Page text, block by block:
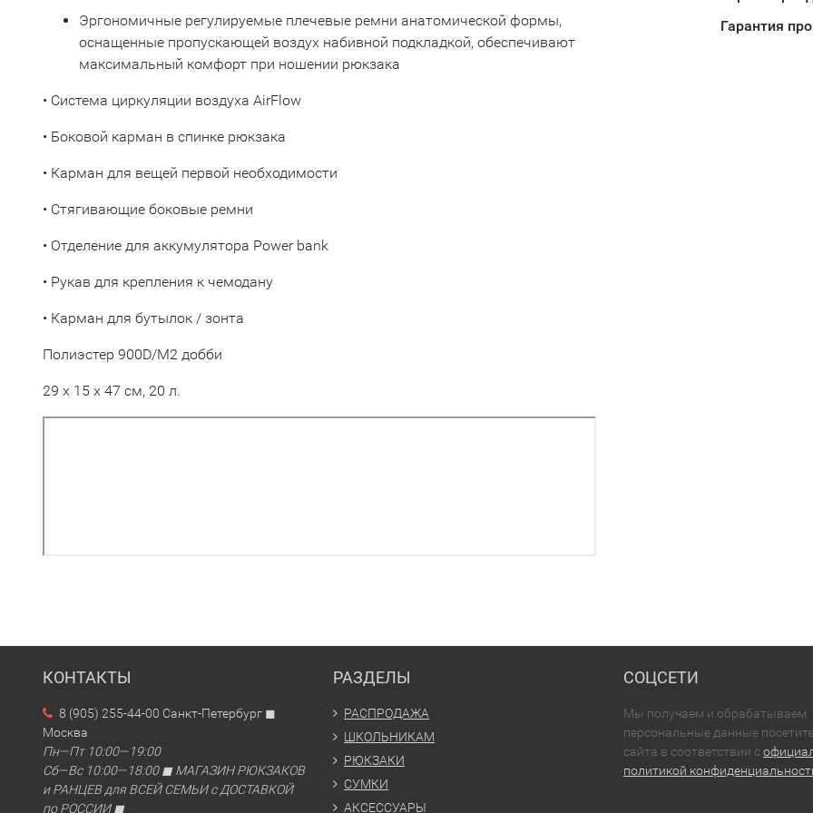
Эргономичные регулируемые плечевые ремни анатомической формы,
оснащенные пропускающей воздух набивной подкладкой, обеспечивают
максимальный комфорт при ношении рюкзака
• Система циркуляции воздуха AirFlow
• Боковой карман в спинке рюкзака
• Карман для вещей первой необходимости
• Стягивающие боковые ремни
• Отделение для аккумулятора Power bank
• Рукав для крепления к чемодану
• Карман для бутылок / зонта
Полиэстер 900D/М2 добби
29 x 15 x 47 см, 20 л.
Гарантия
КОНТАКТЫ
8 (905) 255-44-00 Санкт-Петербург ◼
Москва
Пн—Пт 10:00—19:00
Сб—Вс 10:00—18:00 ◼ МАГАЗИН РЮКЗАКОВ
и РАНЦЕВ для ВСЕЙ СЕМЬИ с ДОСТАВКОЙ
по РОССИИ ◼
РАЗДЕЛЫ
РАСПРОДАЖА
ШКОЛЬНИКАМ
РЮКЗАКИ
СУМКИ
АКСЕССУАРЫ
СОЦСЕТИ
Мы получаем и обрабатываем
персональные данные
сайта в соответствии с
политикой